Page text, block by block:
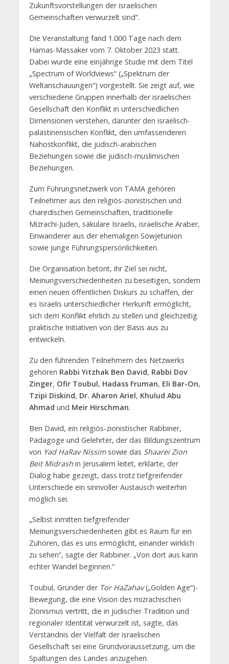
Zukunftsvorstellungen der israelischen
Gemeinschaften verwurzelt sind“.
Die Veranstaltung fand 1.000 Tage nach dem
Hamas-Massaker vom 7. Oktober 2023 statt.
Dabei wurde eine einjährige Studie mit dem Titel
„Spectrum of Worldviews“ („Spektrum der
Weltanschauungen“) vorgestellt. Sie zeigt auf, wie
verschiedene Gruppen innerhalb der israelischen
Gesellschaft den Konflikt in unterschiedlichen
Dimensionen verstehen, darunter den israelisch-
palästinensischen Konflikt, den umfassenderen
Nahostkonflikt, die jüdisch-arabischen
Beziehungen sowie die jüdisch-muslimischen
Beziehungen.
Zum Führungsnetzwerk von TAMA gehören
Teilnehmer aus den religiös-zionistischen und
charedischen Gemeinschaften, traditionelle
Mizrachi-Juden, säkulare Israelis, israelische Araber,
Einwanderer aus der ehemaligen Sowjetunion
sowie junge Führungspersönlichkeiten.
Die Organisation betont, ihr Ziel sei nicht,
Meinungsverschiedenheiten zu beseitigen, sondern
einen neuen öffentlichen Diskurs zu schaffen, der
es Israelis unterschiedlicher Herkunft ermöglicht,
sich dem Konflikt ehrlich zu stellen und gleichzeitig
praktische Initiativen von der Basis aus zu
entwickeln.
Zu den führenden Teilnehmern des Netzwerks
gehören Rabbi Yitzhak Ben David, Rabbi Dov
Zinger, Ofir Toubul, Hadass Fruman, Eli Bar-On,
Tzipi Diskind, Dr. Aharon Ariel, Khulud Abu
Ahmad und Meir Hirschman.
Ben David, ein religiös-zionistischer Rabbiner,
Pädagoge und Gelehrter, der das Bildungszentrum
von Yad HaRav Nissimsowie das Shaarei Zion
Beit Midrashin Jerusalem leitet, erklärte, der
Dialog habe gezeigt, dass trotz tiefgreifender
Unterschiede ein sinnvoller Austausch weiterhin
möglich sei.
„Selbst inmitten tiefgreifender
Meinungsverschiedenheiten gibt es Raum für ein
Zuhören, das es uns ermöglicht, einander wirklich
zu sehen“, sagte der Rabbiner. „Von dort aus kann
echter Wandel beginnen.“
Toubul, Gründer der Tor HaZahav(„Golden Age“)-
Bewegung, die eine Vision des mizrachischen
Zionismus vertritt, die in jüdischer Tradition und
regionaler Identität verwurzelt ist, sagte, das
Verständnis der Vielfalt der israelischen
Gesellschaft sei eine Grundvoraussetzung, um die
Spaltungen des Landes anzugehen.